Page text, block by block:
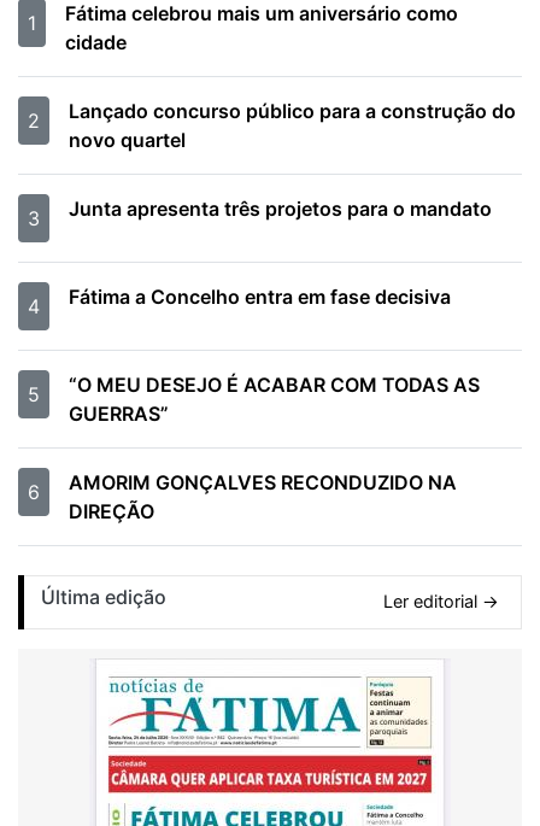
1
Fátima celebrou mais um aniversário como
cidade
2
Lançado concurso público para a construção do
novo quartel
3 Junta apresenta três projetos para o mandato
4 Fátima a Concelho entra em fase decisiva
5
“O MEU DESEJO É ACABAR COM TODAS AS
GUERRAS”
6
AMORIM GONÇALVES RECONDUZIDO NA
DIREÇÃO
Última edição Ler editorial →